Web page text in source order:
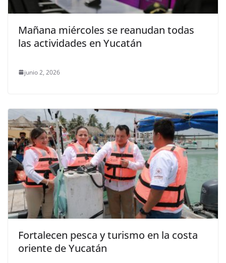
Mañana miércoles se reanudan todas
las actividades en Yucatán
junio 2, 2026
Fortalecen pesca y turismo en la costa
oriente de Yucatán